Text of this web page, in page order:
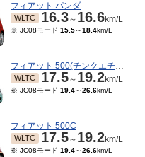
フィアット パンダ
WLTC 16.3～ 16.6km/L
※ JC08モード 15.5～18.4km/L
フィアット 500(チンクエチェント)
WLTC 17.5～ 19.2km/L
※ JC08モード 19.4～26.6km/L
フィアット 500C
WLTC 17.5～ 19.2km/L
※ JC08モード 19.4～26.6km/L